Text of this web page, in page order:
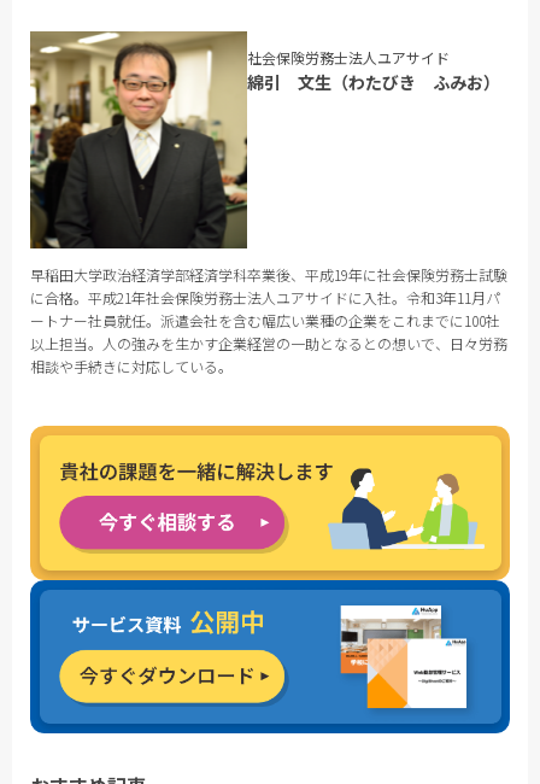
社会保険労務士法人ユアサイド
綿引 文生（わたびき ふみお）
早稲田大学政治経済学部経済学科卒業後、平成19年に社会保険労務士試験
に合格。平成21年社会保険労務士法人ユアサイドに入社。令和3年11月パ
ートナー社員就任。派遣会社を含む幅広い業種の企業をこれまでに100社
以上担当。人の強みを生かす企業経営の一助となるとの想いで、日々労務
相談や手続きに対応している。